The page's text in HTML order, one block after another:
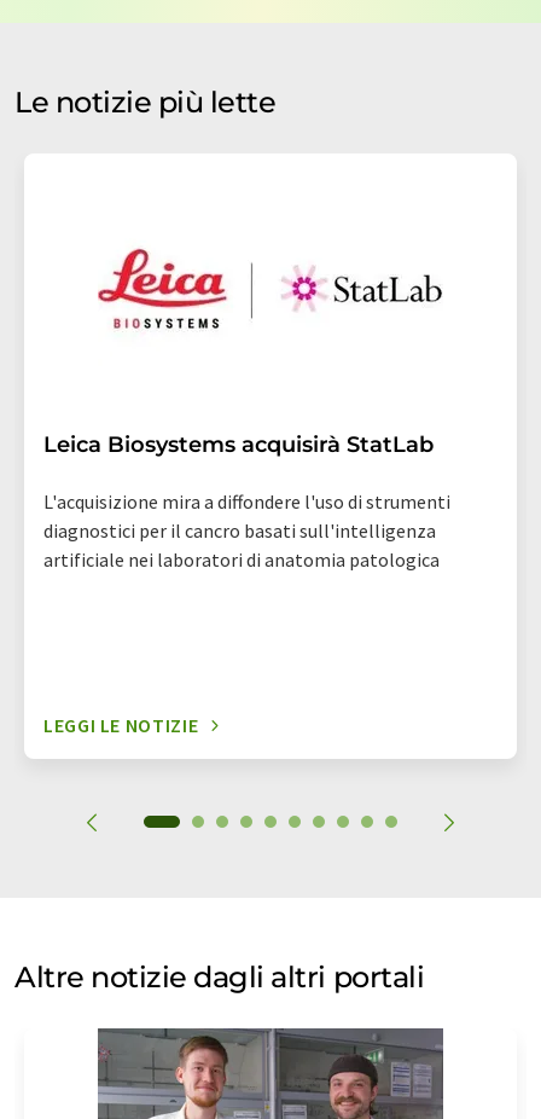
contattarti via e-mail per scopi pubblicitari o per
consenso in qualsiasi momento senza fornire
motivazioni a LUMITOS AG, Ernst-Augustin-Str. 2, 12489
Le notizie più lette
Leica Biosystems acquisirà StatLab
L'acquisizione mira a diffondere l'uso di strumenti
diagnostici per il cancro basati sull'intelligenza
artificiale nei laboratori di anatomia patologica
LEGGI LE NOTIZIE
Altre notizie dagli altri portali